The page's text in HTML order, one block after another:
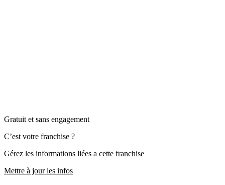
Gratuit et sans engagement
C’est votre franchise ?
Gérez les informations liées a cette franchise
Mettre à jour les infos